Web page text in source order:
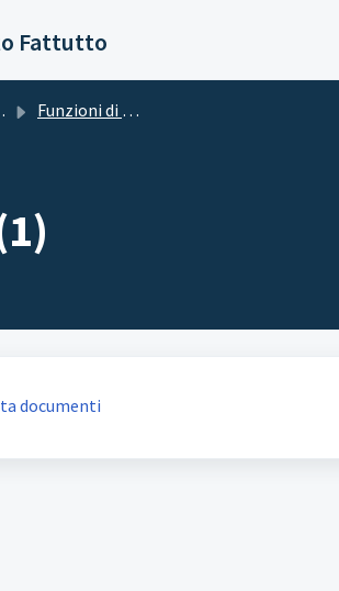
Fattutto
Funzioni di Base
documenti